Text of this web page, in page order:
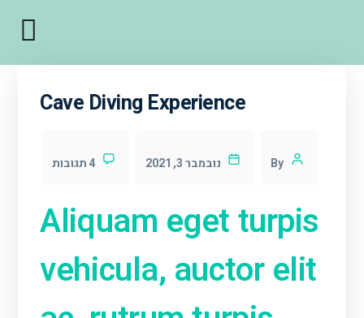
Cave Diving Experience
By נובמבר 3, 2021 4 תגובות
Aliquam eget turpis
vehicula, auctor elit